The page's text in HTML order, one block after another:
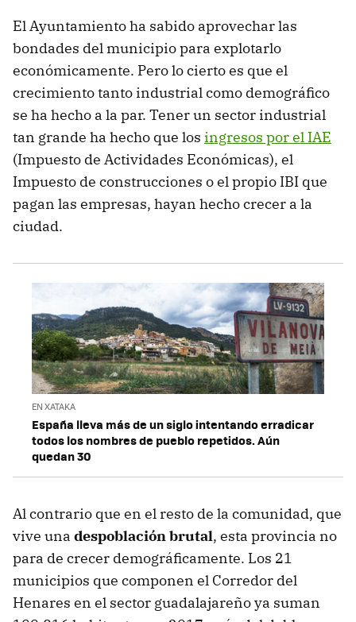
El Ayuntamiento ha sabido aprovechar las
bondades del municipio para explotarlo
económicamente. Pero lo cierto es que el
crecimiento tanto industrial como demográfico
se ha hecho a la par. Tener un sector industrial
tan grande ha hecho que los ingresos por el IAE
(Impuesto de Actividades Económicas), el
Impuesto de construcciones o el propio IBI que
pagan las empresas, hayan hecho crecer a la
ciudad.
EN XATAKA
España lleva más de un siglo intentando erradicar
todos los nombres de pueblo repetidos. Aún
quedan 30
Al contrario que en el resto de la comunidad, que
vive una despoblación brutal, esta provincia no
para de crecer demográficamente. Los 21
municipios que componen el Corredor del
Henares en el sector guadalajareño ya suman